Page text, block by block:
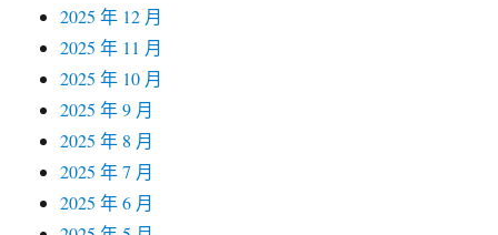
2025 年 12 月
2025 年 11 月
2025 年 10 月
2025 年 9 月
2025 年 8 月
2025 年 7 月
2025 年 6 月